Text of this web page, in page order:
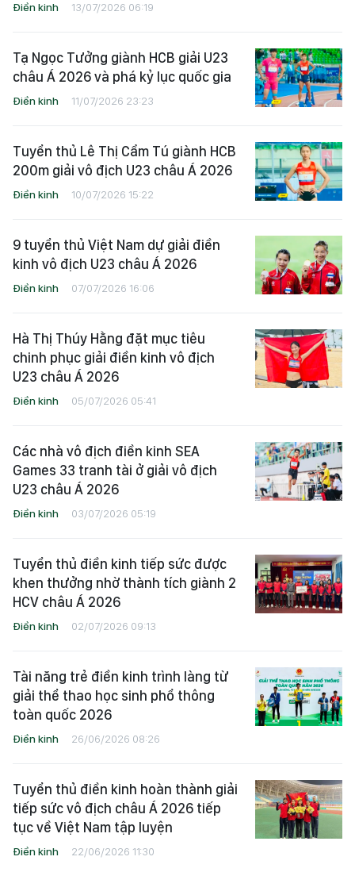
Điền kinh 13/07/2026 06:19
Tạ Ngọc Tưởng giành HCB giải U23
châu Á 2026 và phá kỷ lục quốc gia
Điền kinh 11/07/2026 23:23
Tuyển thủ Lê Thị Cẩm Tú giành HCB
200m giải vô địch U23 châu Á 2026
Điền kinh 10/07/2026 15:22
9 tuyển thủ Việt Nam dự giải điền
kinh vô địch U23 châu Á 2026
Điền kinh 07/07/2026 16:06
Hà Thị Thúy Hằng đặt mục tiêu
chinh phục giải điền kinh vô địch
U23 châu Á 2026
Điền kinh 05/07/2026 05:41
Các nhà vô địch điền kinh SEA
Games 33 tranh tài ở giải vô địch
U23 châu Á 2026
Điền kinh 03/07/2026 05:19
Tuyển thủ điền kinh tiếp sức được
khen thưởng nhờ thành tích giành 2
HCV châu Á 2026
Điền kinh 02/07/2026 09:13
Tài năng trẻ điền kinh trình làng từ
giải thể thao học sinh phổ thông
toàn quốc 2026
Điền kinh 26/06/2026 08:26
Tuyển thủ điền kinh hoàn thành giải
tiếp sức vô địch châu Á 2026 tiếp
tục về Việt Nam tập luyện
Điền kinh 22/06/2026 11:30